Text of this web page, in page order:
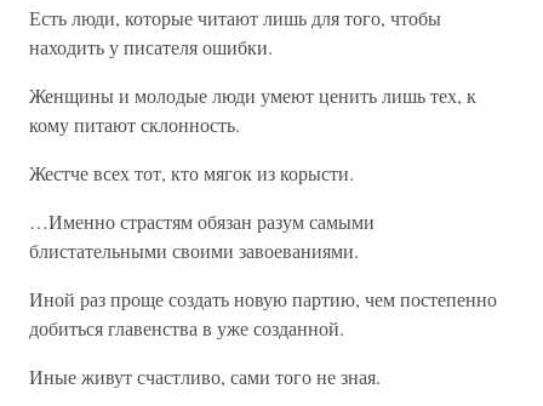
Есть люди, которые читают лишь для того, чтобы
находить у писателя ошибки.
Женщины и молодые люди умеют ценить лишь тех, к
кому питают склонность.
Жестче всех тот, кто мягок из корысти.
…Именно страстям обязан разум самыми
блистательными своими завоеваниями.
Иной раз проще создать новую партию, чем постепенно
добиться главенства в уже созданной.
Иные живут счастливо, сами того не зная.